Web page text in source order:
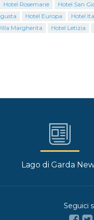
Hotel Rosemarie Hotel San
Hotel Europa
Hotel
Margherita Hotel Letizia
Lago di Garda
Seguici